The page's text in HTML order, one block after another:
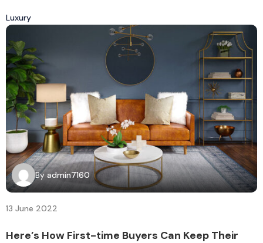
Luxury
Byadmin7160
13 June 2022
Here’s How First-time Buyers Can Keep Their